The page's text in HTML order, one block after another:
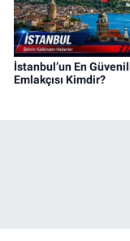
İstanbul’un En
Emlakçısı Kimdir?